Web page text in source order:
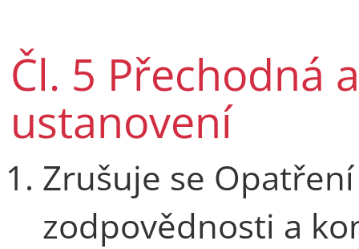
Čl. 5 Přechodná
ustanovení
Zrušuje se
zodpovědnosti a